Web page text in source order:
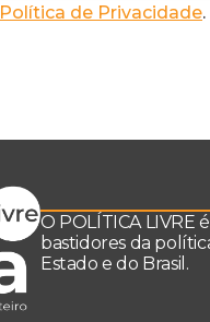
Política de Privacidade.
O POLÍTICA LIVRE
bastidores da
Estado e do Brasil.